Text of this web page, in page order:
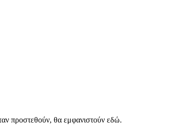
προστεθούν, θα εμφανιστούν εδώ.